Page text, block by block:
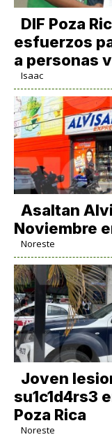
DIF Poza
esfuerzos
a personas
Isaac
Asaltan
Noviembre
Noreste
Joven
su1c1d4rs3
Poza Rica
Noreste